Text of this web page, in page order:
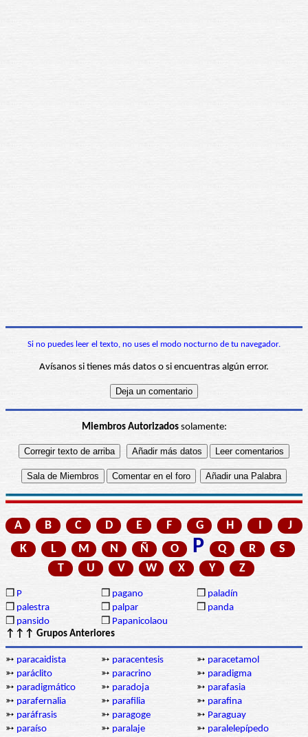
Si no puedes leer el texto, no uses el modo nocturno de tu navegador.
Avísanos si tienes más datos o si encuentras algún error.
Miembros Autorizadossolamente:
A B C D E F G H I
J
K
L M N Ñ O P Q R
S
T
U V W X Y Z
❒ P ❒ pagano ❒ paladín
❒ palestra ❒ palpar ❒ panda
❒ pansido ❒ Papanicolaou
↑↑↑ Grupos Anteriores
➳ paracaidista ➳ paracentesis ➳ paracetamol
➳ paráclito ➳ paracrino ➳ paradigma
➳ paradigmático ➳ paradoja ➳ parafasia
➳ parafernalia ➳ parafilia ➳ parafina
➳ paráfrasis ➳ paragoge ➳ Paraguay
➳ paraíso ➳ paralaje ➳ paralelepípedo